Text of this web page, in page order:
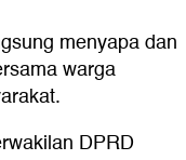
menyapa dan
warga
DPRD